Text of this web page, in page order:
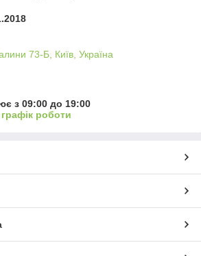
73-Б, Київ, Україна
з 09:00 до 19:00
роботи